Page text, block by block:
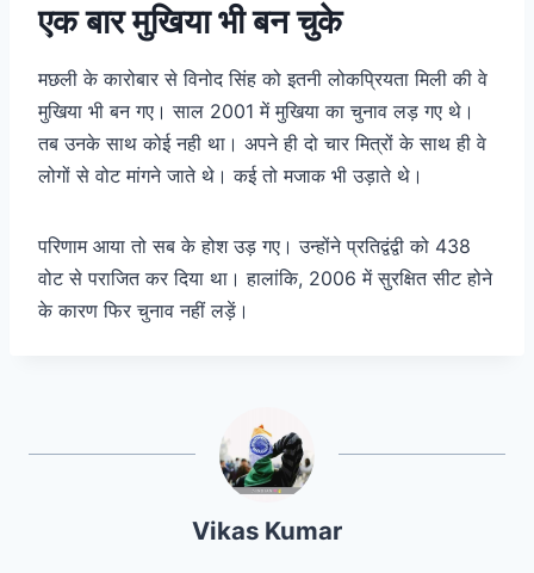
एक बार मुखिया भी बन चुके
मछली के कारोबार से विनोद सिंह को इतनी लोकप्रियता मिली की वे
मुखिया भी बन गए। साल 2001 में मुखिया का चुनाव लड़ गए थे।
तब उनके साथ कोई नही था। अपने ही दो चार मित्रों के साथ ही वे
लोगों से वोट मांगने जाते थे। कई तो मजाक भी उड़ाते थे।
परिणाम आया तो सब के होश उड़ गए। उन्होंने प्रतिद्वंद्वी को 438
वोट से पराजित कर दिया था। हालांकि, 2006 में सुरक्षित सीट होने
के कारण फिर चुनाव नहीं लड़ें।
Vikas Kumar